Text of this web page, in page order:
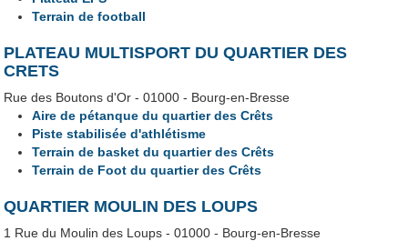
Terrain de football
PLATEAU MULTISPORT DU QUARTIER DES
CRETS
Rue des Boutons d'Or - 01000 - Bourg-en-Bresse
Aire de pétanque du quartier des Crêts
Piste stabilisée d'athlétisme
Terrain de basket du quartier des Crêts
Terrain de Foot du quartier des Crêts
QUARTIER MOULIN DES LOUPS
1 Rue du Moulin des Loups - 01000 - Bourg-en-Bresse